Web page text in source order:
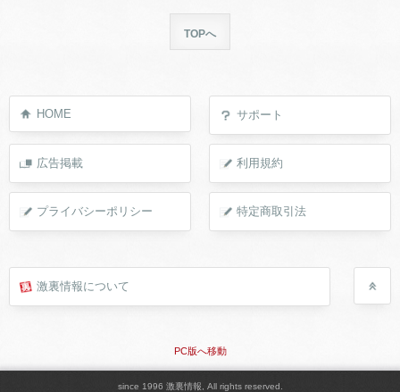
TOPへ
HOME サポート
広告掲載 利用規約
プライバシーポリシー 特定商取引法
激裏情報について
PC版へ移動
since 1996 激裏情報, All rights reserved.